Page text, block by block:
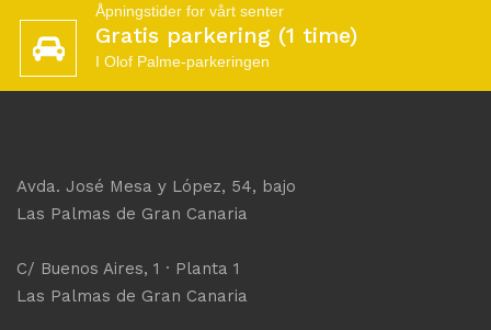
Åpningstider for vårt senter
Gratis parkering (1 time)
I Olof Palme-parkeringen
Avda. José Mesa y López, 54, bajo
Las Palmas de Gran Canaria
C/ Buenos Aires, 1 · Planta 1
Las Palmas de Gran Canaria